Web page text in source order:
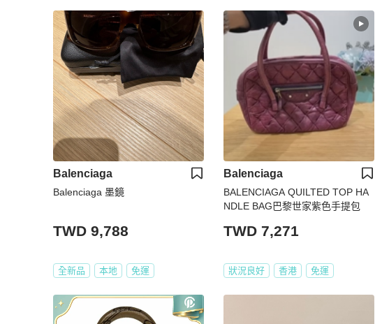
Balenciaga
Balenciaga 墨鏡
TWD 9,788
全新品 本地 免運
Balenciaga
BALENCIAGA QUILTED TOP HA
NDLE BAG巴黎世家紫色手提包
TWD 7,271
狀況良好 香港 免運